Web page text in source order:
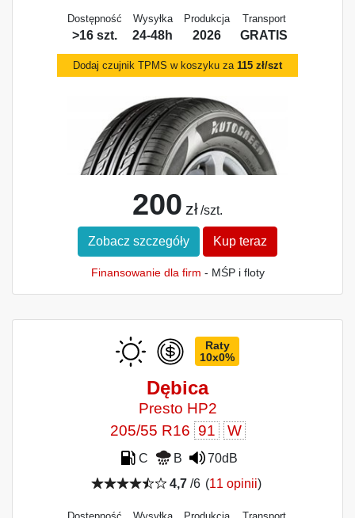
Dostępność
>16 szt.
Wysyłka
24-48h
Produkcja
2026
Transport
GRATIS
Dodaj czujnik TPMS w koszyku za 115 zł/szt
200 zł /szt.
Zobacz szczegóły Kup teraz
Finansowanie dla firm - MŚP i floty
Raty
10x0%
Dębica
Presto HP2
205/55 R16 91 W
C B
70dB
4,7/6 (11 opinii)